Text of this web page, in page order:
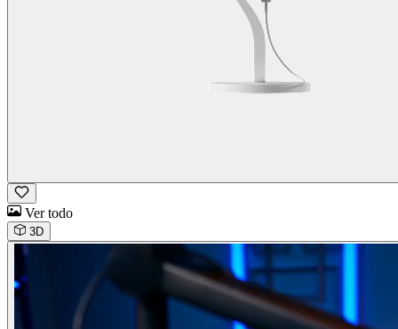
Ver todo
3D